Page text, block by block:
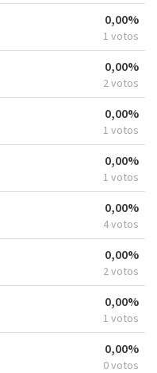
0,00%
1 votos
0,00%
2 votos
0,00%
1 votos
0,00%
1 votos
0,00%
4 votos
0,00%
2 votos
0,00%
1 votos
0,00%
0 votos